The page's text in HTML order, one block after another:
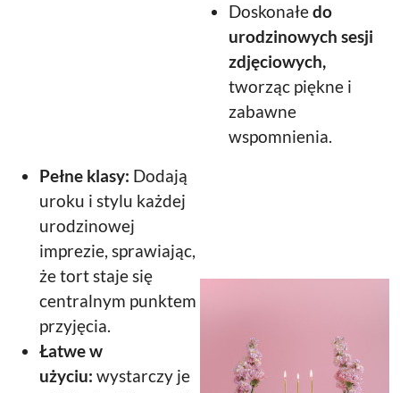
Doskonałedo
urodzinowych sesji
zdjęciowych,
tworząc piękne i
zabawne
wspomnienia.
Pełne klasy: Dodają
uroku i stylu każdej
urodzinowej
imprezie, sprawiając,
że tort staje się
centralnym punktem
przyjęcia.
Łatwe w
użyciu: wystarczy je